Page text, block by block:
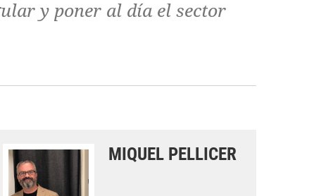
y poner al día el sector
MIQUEL PELLICER